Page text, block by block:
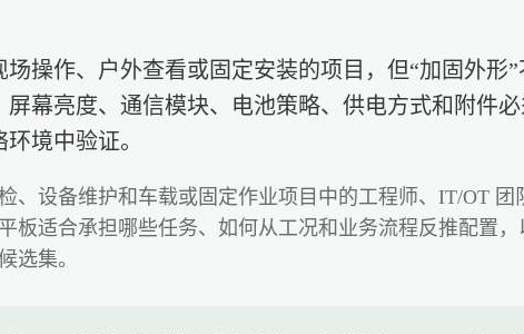
操作、户外查看或固定安装的项目，但“加固外形
幕亮度、通信模块、电池策略、供电方式和附件必
境中验证。
、设备维护和车载或固定作业项目中的工程师、IT/OT 团
板适合承担哪些任务、如何从工况和业务流程反推配置，
选集。